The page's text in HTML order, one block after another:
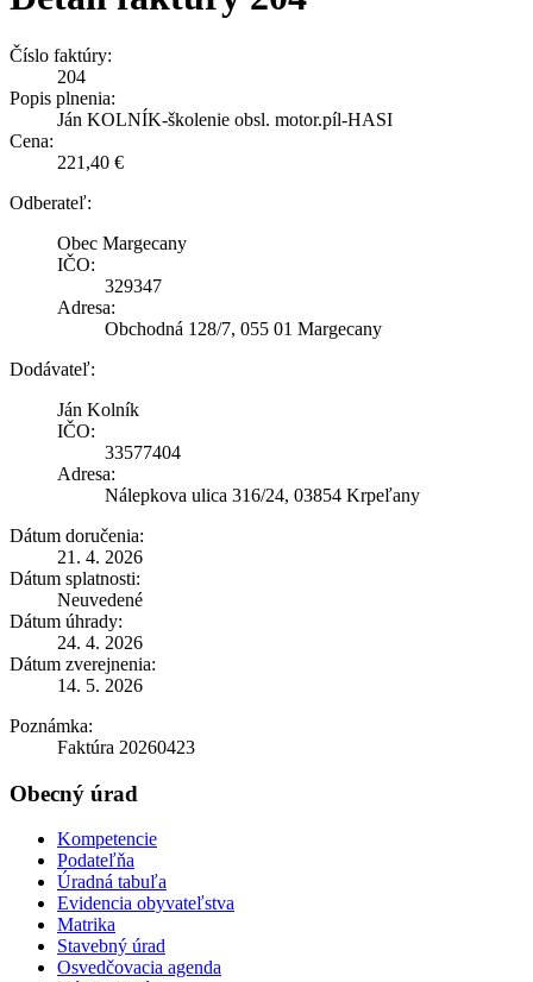
Číslo faktúry:
204
Popis plnenia:
Ján KOLNÍK-školenie obsl. motor.píl-HASI
Cena:
221,40 €
Odberateľ:
Obec Margecany
IČO:
329347
Adresa:
Obchodná 128/7, 055 01 Margecany
Dodávateľ:
Ján Kolník
IČO:
33577404
Adresa:
Nálepkova ulica 316/24, 03854 Krpeľany
Dátum doručenia:
21. 4. 2026
Dátum splatnosti:
Neuvedené
Dátum úhrady:
24. 4. 2026
Dátum zverejnenia:
14. 5. 2026
Poznámka:
Faktúra 20260423
Obecný úrad
Kompetencie
Podateľňa
Úradná tabuľa
Evidencia obyvateľstva
Matrika
Stavebný úrad
Osvedčovacia agenda